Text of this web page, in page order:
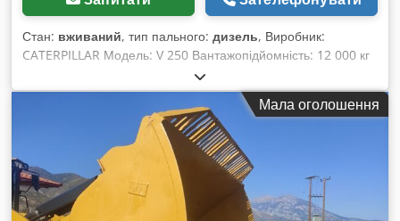
Стан: вживаний, тип пального: дизель, Виробник:
CATERPILLAR Модель: V 250 Вантажопідйомність: 12 000 кг
Dkodpjc Urcijfx Ahhsr Висота підйому: 3 710 мм Висота
стріли: 1 400 мм Ширина: 2 550 мм Загальна довжина (з
Мала оголошення